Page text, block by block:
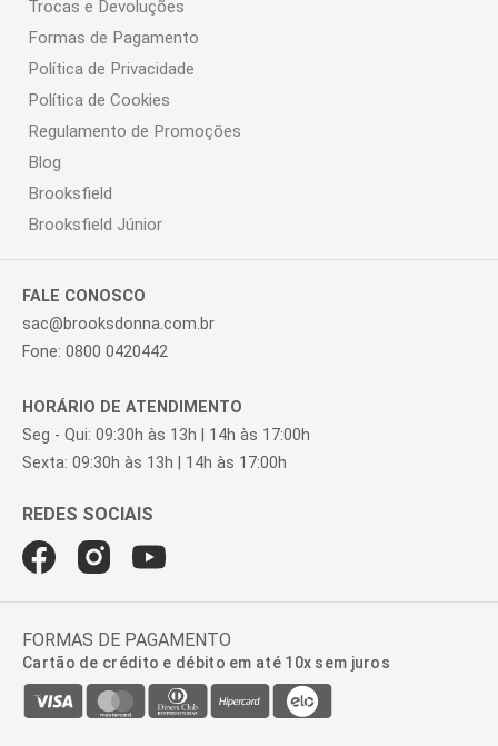
Trocas e Devoluções
Formas de Pagamento
Política de Privacidade
Política de Cookies
Regulamento de Promoções
Blog
Brooksfield
Brooksfield Júnior
FALE CONOSCO
sac@brooksdonna.com.br
Fone: 0800 0420442
HORÁRIO DE ATENDIMENTO
Seg - Qui: 09:30h às 13h | 14h às 17:00h
Sexta: 09:30h às 13h | 14h às 17:00h
FORMAS DE PAGAMENTO
Cartão de crédito e débito em até 10x sem juros